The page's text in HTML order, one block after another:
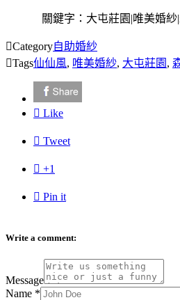
關鍵字：大屯莊園|唯美婚
Category自助婚紗
Tags仙仙風, 唯美婚紗, 大屯莊園 ,
 Like
 Tweet
 +1
 Pin it
Write a comment:
Message
Name *